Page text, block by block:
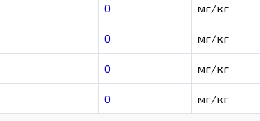
0 мг/кг
0 мг/кг
0 мг/кг
0 мг/кг